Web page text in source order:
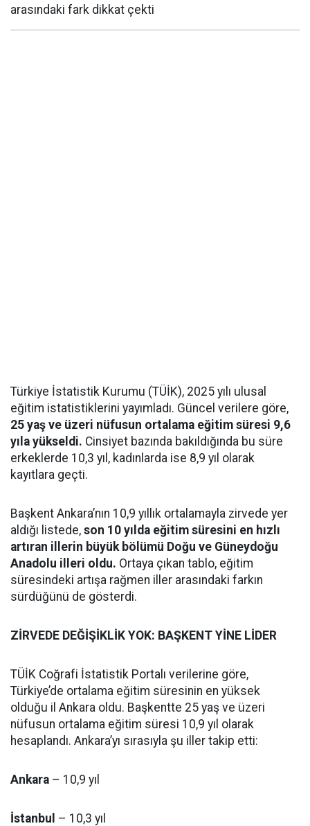
arasındaki fark dikkat çekti
Türkiye İstatistik Kurumu (TÜİK), 2025 yılı ulusal
eğitim istatistiklerini yayımladı. Güncel verilere göre,
25 yaş ve üzeri nüfusun ortalama eğitim süresi 9,6
yıla yükseldi. Cinsiyet bazında bakıldığında bu süre
erkeklerde 10,3 yıl, kadınlarda ise 8,9 yıl olarak
kayıtlara geçti.
Başkent Ankara’nın 10,9 yıllık ortalamayla zirvede yer
aldığı listede, son 10 yılda eğitim süresini en hızlı
artıran illerin büyük bölümü Doğu ve Güneydoğu
Anadolu illeri oldu. Ortaya çıkan tablo, eğitim
süresindeki artışa rağmen iller arasındaki farkın
sürdüğünü de gösterdi.
ZİRVEDE DEĞİŞİKLİK YOK: BAŞKENT YİNE LİDER
TÜİK Coğrafi İstatistik Portalı verilerine göre,
Türkiye’de ortalama eğitim süresinin en yüksek
olduğu il Ankara oldu. Başkentte 25 yaş ve üzeri
nüfusun ortalama eğitim süresi 10,9 yıl olarak
hesaplandı. Ankara’yı sırasıyla şu iller takip etti:
Ankara – 10,9 yıl
İstanbul – 10,3 yıl